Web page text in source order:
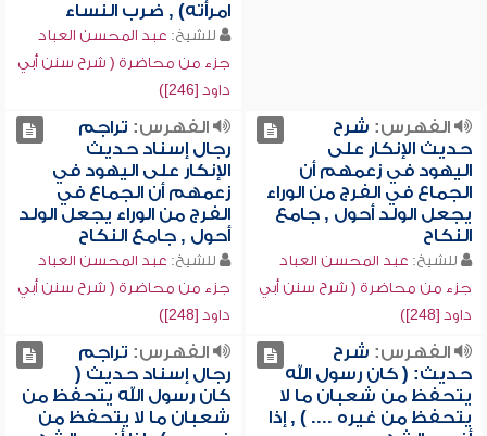
امرأته) , ضرب النساء
للشيخ: عبد المحسن العباد
جزء من محاضرة ( شرح سنن أبي
داود [246])
الفهرس: شرح
حديث الإنكار على
اليهود في زعمهم أن
الجماع في الفرج من الوراء
يجعل الولد أحول , جامع
النكاح
للشيخ: عبد المحسن العباد
جزء من محاضرة ( شرح سنن أبي
داود [248])
الفهرس: تراجم
رجال إسناد حديث
الإنكار على اليهود في
زعمهم أن الجماع في
الفرج من الوراء يجعل الولد
أحول , جامع النكاح
للشيخ: عبد المحسن العباد
جزء من محاضرة ( شرح سنن أبي
داود [248])
الفهرس: شرح
حديث: ( كان رسول الله
يتحفظ من شعبان ما لا
يتحفظ من غيره .... ) , إذا
الفهرس: تراجم
رجال إسناد حديث (
كان رسول الله يتحفظ من
شعبان ما لا يتحفظ من